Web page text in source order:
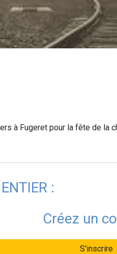
à Fugeret pour la fête de la
:
Créez un
S'inscrire